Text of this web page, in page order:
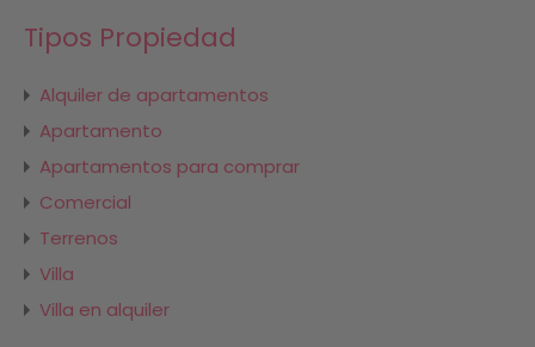
Tipos Propiedad
Alquiler de apartamentos
Apartamento
Apartamentos para comprar
Comercial
Terrenos
Villa
Villa en alquiler